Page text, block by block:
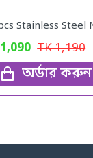
1,090 TK1,190
অর্ডার করুন